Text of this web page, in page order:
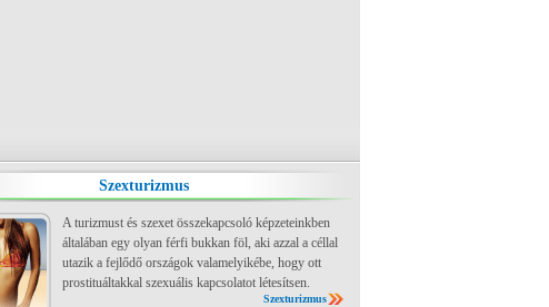
Szexturizmus
A turizmust és szexet összekapcsoló képzeteinkben
általában egy olyan férfi bukkan föl, aki azzal a céllal
utazik a fejlődő országok valamelyikébe, hogy ott
prostituáltakkal szexuális kapcsolatot létesítsen.
Szexturizmus